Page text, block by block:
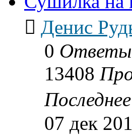
Денис
0 Ответы
13408
07 дек